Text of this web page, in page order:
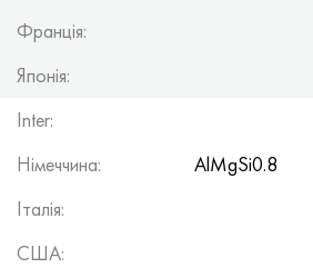
Франція:
Японія:
Inter:
Німеччина:
AlMgSi0.8
Італія:
США: